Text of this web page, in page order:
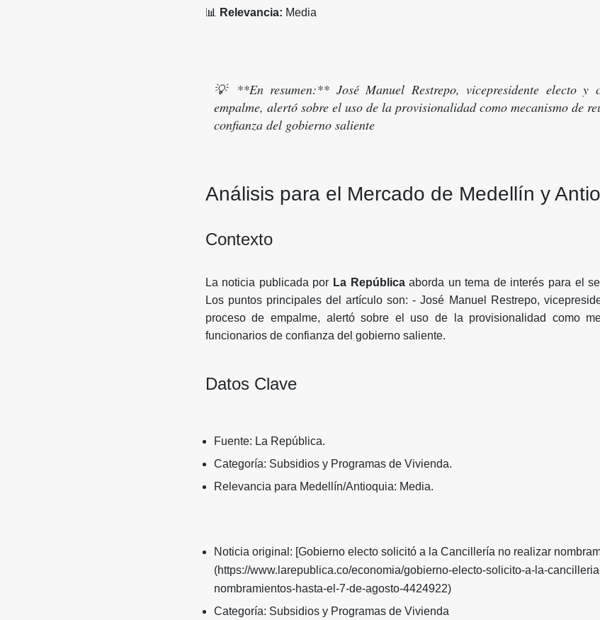
📊 Relevancia: Media
💡 **En resumen:** José Manuel Restrepo, vicepresidente electo y
empalme, alertó sobre el uso de la provisionalidad como mecanismo de
confianza del gobierno saliente
Análisis para el Mercado de Medellín y
Contexto
La noticia publicada por La Repúblicaaborda un tema de interés para el
Los puntos principales del artículo son: - José Manuel Restrepo,
proceso de empalme, alertó sobre el uso de la provisionalidad como
funcionarios de confianza del gobierno saliente.
Datos Clave
Fuente: La República.
Categoría: Subsidios y Programas de Vivienda.
Relevancia para Medellín/Antioquia: Media.
Noticia original: [Gobierno electo solicitó a la Cancillería no realizar
(https://www.larepublica.co/economia/gobierno-electo-solicito-a-la-
nombramientos-hasta-el-7-de-agosto-4424922)
Categoría: Subsidios y Programas de Vivienda